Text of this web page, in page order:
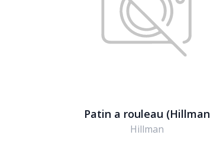
Patin a rouleau (Hillman
Hillman